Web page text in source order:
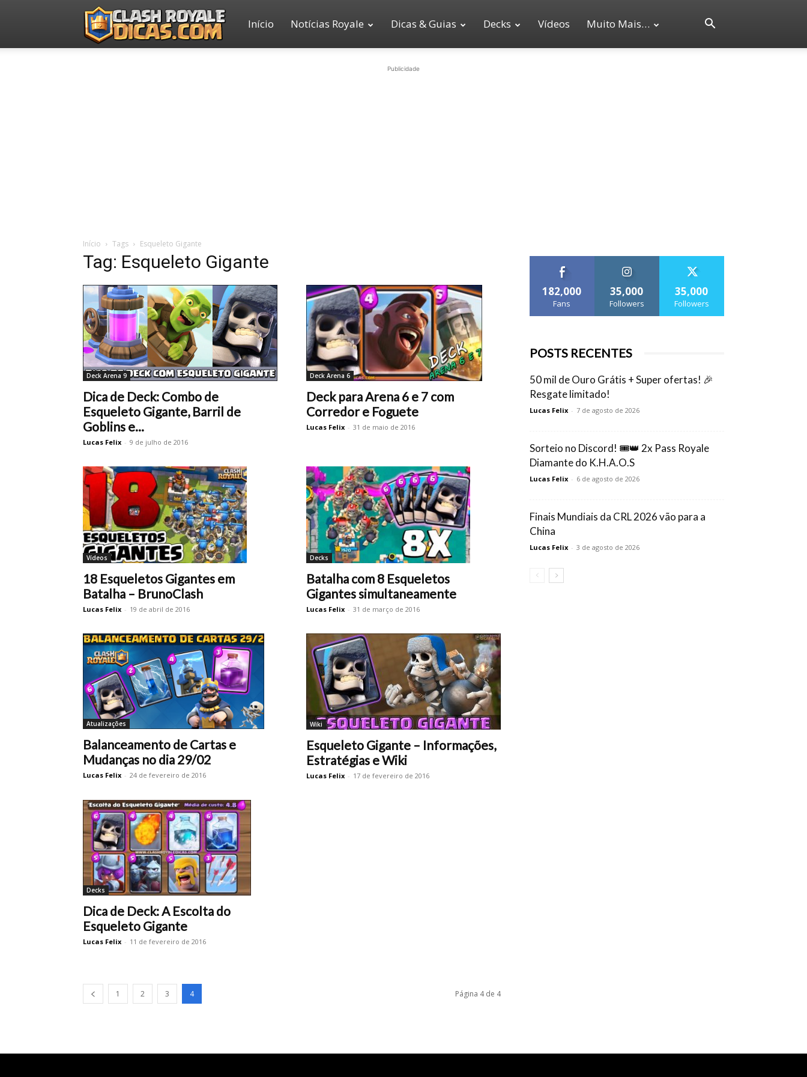
Clash
Início Notícias Royale Dicas & Guias Decks Vídeos Muito Mais…
Publicidade
Início Tags Esqueleto Gigante
Tag: Esqueleto Gigante
Deck Arena 9
Dica de Deck: Combo de
Esqueleto Gigante, Barril de
Goblins e...
Lucas Felix - 9 de julho de 2016
Deck Arena 6
Deck para Arena 6 e 7 com
Corredor e Foguete
Lucas Felix - 31 de maio de 2016
Vídeos
18 Esqueletos Gigantes em
Batalha – BrunoClash
Lucas Felix - 19 de abril de 2016
Decks
Batalha com 8 Esqueletos
Gigantes simultaneamente
Lucas Felix - 31 de março de 2016
Atualizações
Balanceamento de Cartas e
Mudanças no dia 29/02
Lucas Felix - 24 de fevereiro de 2016
Wiki
Esqueleto Gigante – Informações,
Estratégias e Wiki
Lucas Felix - 17 de fevereiro de 2016
Decks
Dica de Deck: A Escolta do
Esqueleto Gigante
Lucas Felix - 11 de fevereiro de 2016
1 2 3 4 Página 4 de 4
182,000
Fans
35,000
Followers
35,000
Followers
POSTS RECENTES
50 mil de Ouro Grátis + Super ofertas! 🎉
Resgate limitado!
Lucas Felix - 7 de agosto de 2026
Sorteio no Discord! 🎟️👑 2x Pass Royale
Diamante do K.H.A.O.S
Lucas Felix - 6 de agosto de 2026
Finais Mundiais da CRL 2026 vão para a
China
Lucas Felix - 3 de agosto de 2026